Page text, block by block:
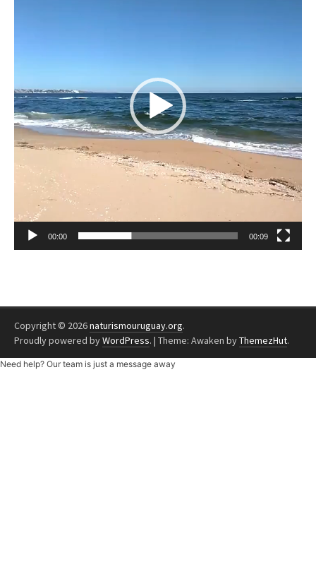
00:00 00:09
Copyright © 2026naturismouruguay.org.
Proudly powered byWordPress. | Theme: Awaken byThemezHut.
Need help? Our team is just a message away